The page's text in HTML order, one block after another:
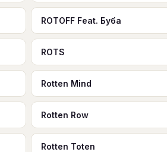
ROTOFF Feat. Буба
ROTS
Rotten Mind
Rotten Row
Rotten Toten